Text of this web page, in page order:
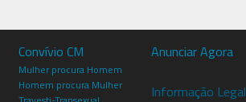
Convívio CM
Mulher procura Homem
Homem procura Mulher
Anunciar Agora
Informação Legal